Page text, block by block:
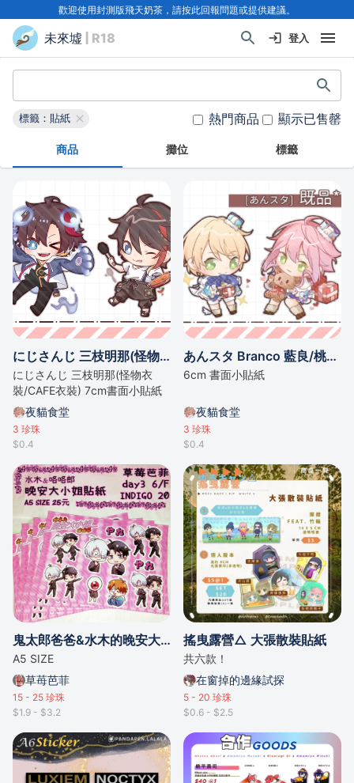
歡迎使用封測版飛天奶茶，請按此回報問題或提供建議。
未來墟 | R18 登入
標籤：貼紙 熱門商品 顯示已售罄
商品 攤位 標籤
にじさんじ 三枝明那(怪物衣裝/CAFE衣裝) 7cm書面小貼紙
にじさんじ 三枝明那(怪物衣
裝/CAFE衣裝) 7cm書面小貼紙
夜貓食堂
3 珍珠
$0.4
あんスタ Branco 藍良/桃李 書面小貼紙
6cm 書面小貼紙
夜貓食堂
3 珍珠
$0.4
鬼太郎爸爸&水木的晚安大小姐貼紙
A5 SIZE
草苺芭菲
15 - 25 珍珠
$1.9 - $3.2
搖曳露營△ 大張散裝貼紙
共六款！
在窗掉的邊緣試探
5 - 20 珍珠
$0.6 - $2.5